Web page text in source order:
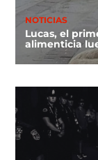
NOTICIAS
Lucas, el
alimenticia